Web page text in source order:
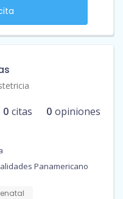
0 citas 0 opiniones
Panamericano